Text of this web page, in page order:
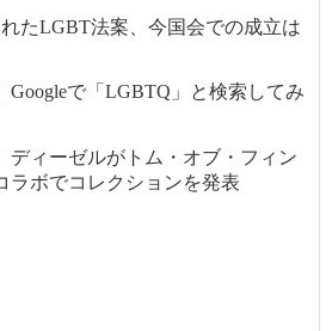
たLGBT法案、今国会での成立は
Googleで「LGBTQ」と検索してみ
ディーゼルがトム・オブ・フィン
ラボでコレクションを発表